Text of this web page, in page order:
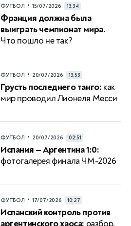
ФУТБОЛ • 15/07/2026 13:34
Франция должна была
выиграть чемпионат мира.
Что пошло не так?
ФУТБОЛ • 20/07/2026 13:53
Грусть последнего танго: как
мир проводил Лионеля Месси
ФУТБОЛ • 20/07/2026 02:51
Испания — Аргентина 1:0:
фотогалерея финала ЧМ-2026
ФУТБОЛ • 17/07/2026 10:27
Испанский контроль против
аргентинского хаоса: разбор,